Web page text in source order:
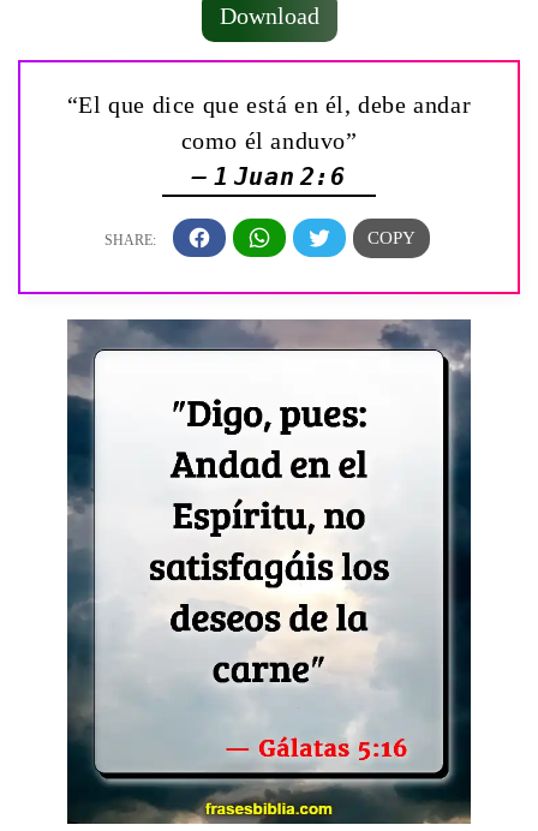
Download
“El que dice que está en él, debe andar
como él anduvo”
— 1 Juan 2:6